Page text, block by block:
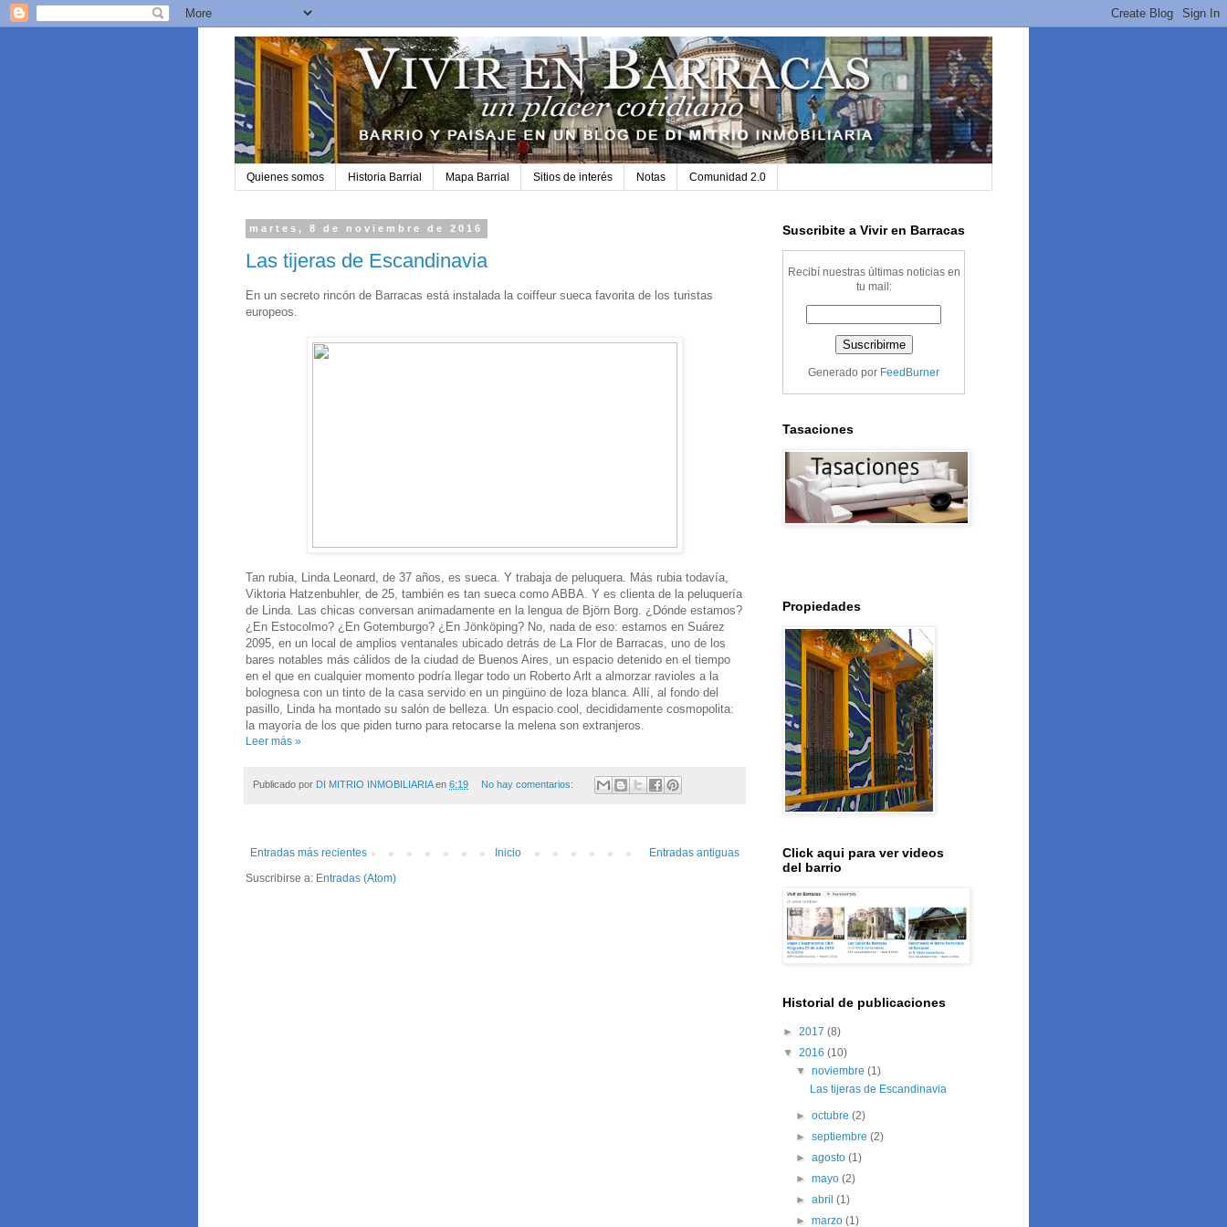
Quienes somos Historia Barrial Mapa Barrial Sitios de interés Notas Comunidad 2.0
martes, 8 de noviembre de 2016
Las tijeras de Escandinavia
En un secreto rincón de Barracas está instalada la coiffeur sueca favorita de los turistas
europeos.
Tan rubia, Linda Leonard, de 37 años, es sueca. Y trabaja de peluquera. Más rubia todavía,
Viktoria Hatzenbuhler, de 25, también es tan sueca como ABBA. Y es clienta de la peluquería
de Linda. Las chicas conversan animadamente en la lengua de Björn Borg. ¿Dónde estamos?
¿En Estocolmo? ¿En Gotemburgo? ¿En Jönköping? No, nada de eso: estamos en Suárez
2095, en un local de amplios ventanales ubicado detrás de La Flor de Barracas, uno de los
bares notables más cálidos de la ciudad de Buenos Aires, un espacio detenido en el tiempo
en el que en cualquier momento podría llegar todo un Roberto Arlt a almorzar ravioles a la
bolognesa con un tinto de la casa servido en un pingüino de loza blanca. Allí, al fondo del
pasillo, Linda ha montado su salón de belleza. Un espacio cool, decididamente cosmopolita:
la mayoría de los que piden turno para retocarse la melena son extranjeros.
Leer más »
Publicado por DI MITRIO INMOBILIARIA en 6:19 No hay comentarios:
Entradas más recientes Entradas antiguas
Inicio
Suscribirse a: Entradas (Atom)
Suscribite a Vivir en Barracas
Recibí nuestras últimas noticias en
tu mail:
Generado por FeedBurner
Tasaciones
Propiedades
Click aqui para ver videos
del barrio
Historial de publicaciones
► 2017 (8)
▼ 2016 (10)
▼noviembre(1)
Las tijeras de Escandinavia
►octubre(2)
►septiembre(2)
►agosto(1)
►mayo(2)
►abril(1)
►marzo(1)